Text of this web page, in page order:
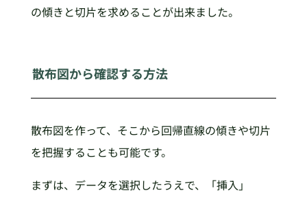
の傾きと切片を求めることが出来ました。
散布図から確認する方法
散布図を作って、そこから回帰直線の傾きや切片
を把握することも可能です。
まずは、データを選択したうえで、「挿入」